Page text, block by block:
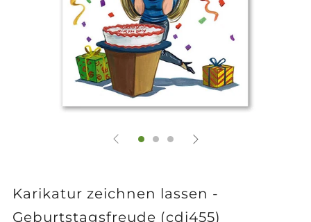
Karikatur zeichnen lassen -
Geburtstagsfreude (cdi455)